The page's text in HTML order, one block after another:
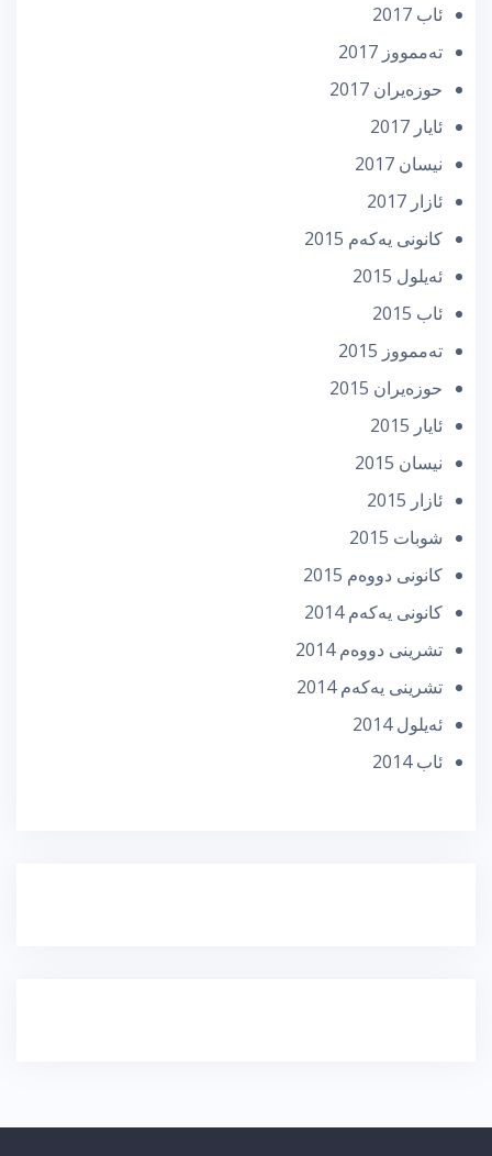
ئاب 2017
تەممووز 2017
حوزه‌یران 2017
ئایار 2017
نیسان 2017
ئازار 2017
كانونی یه‌كه‌م 2015
ئه‌یلول 2015
ئاب 2015
تەممووز 2015
حوزه‌یران 2015
ئایار 2015
نیسان 2015
ئازار 2015
شوبات 2015
كانونی دووه‌م 2015
كانونی یه‌كه‌م 2014
تشرینی دووه‌م 2014
تشرینی یه‌كه‌م 2014
ئه‌یلول 2014
ئاب 2014